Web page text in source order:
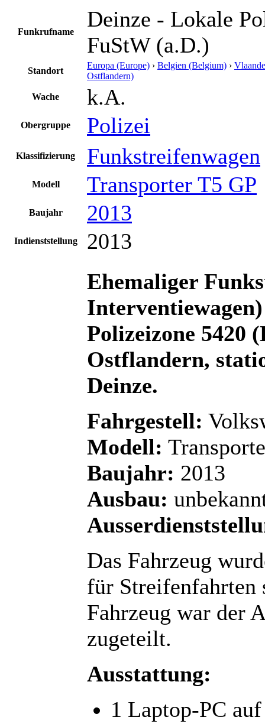
Funkrufname
Deinze - Lokale
FuStW (a.D.)
Standort
Europa (Europe) › Belgien (Belgium) ›
Ostflandern)
Wache k.A.
Obergruppe Polizei
Klassifizierung Funkstreifenwagen
Modell Transporter T5 GP
Baujahr 2013
Indienststellung
2013
Ehemaliger
Polizeizone 5420
Ostflandern,
Deinze.
Fahrgestell:
Modell:
Baujahr: 2013
Ausbau:
Das Fahrzeug
für Streifenfahrten
Fahrzeug war der
zugeteilt.
Ausstattung:
1 Laptop-PC